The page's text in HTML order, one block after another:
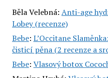
Běla Velebná: Anti-age
Lobey (recenze)
Bebe: L’Occitane
čisticí pěna (2 recenze a
Bebe: Vlasový botox